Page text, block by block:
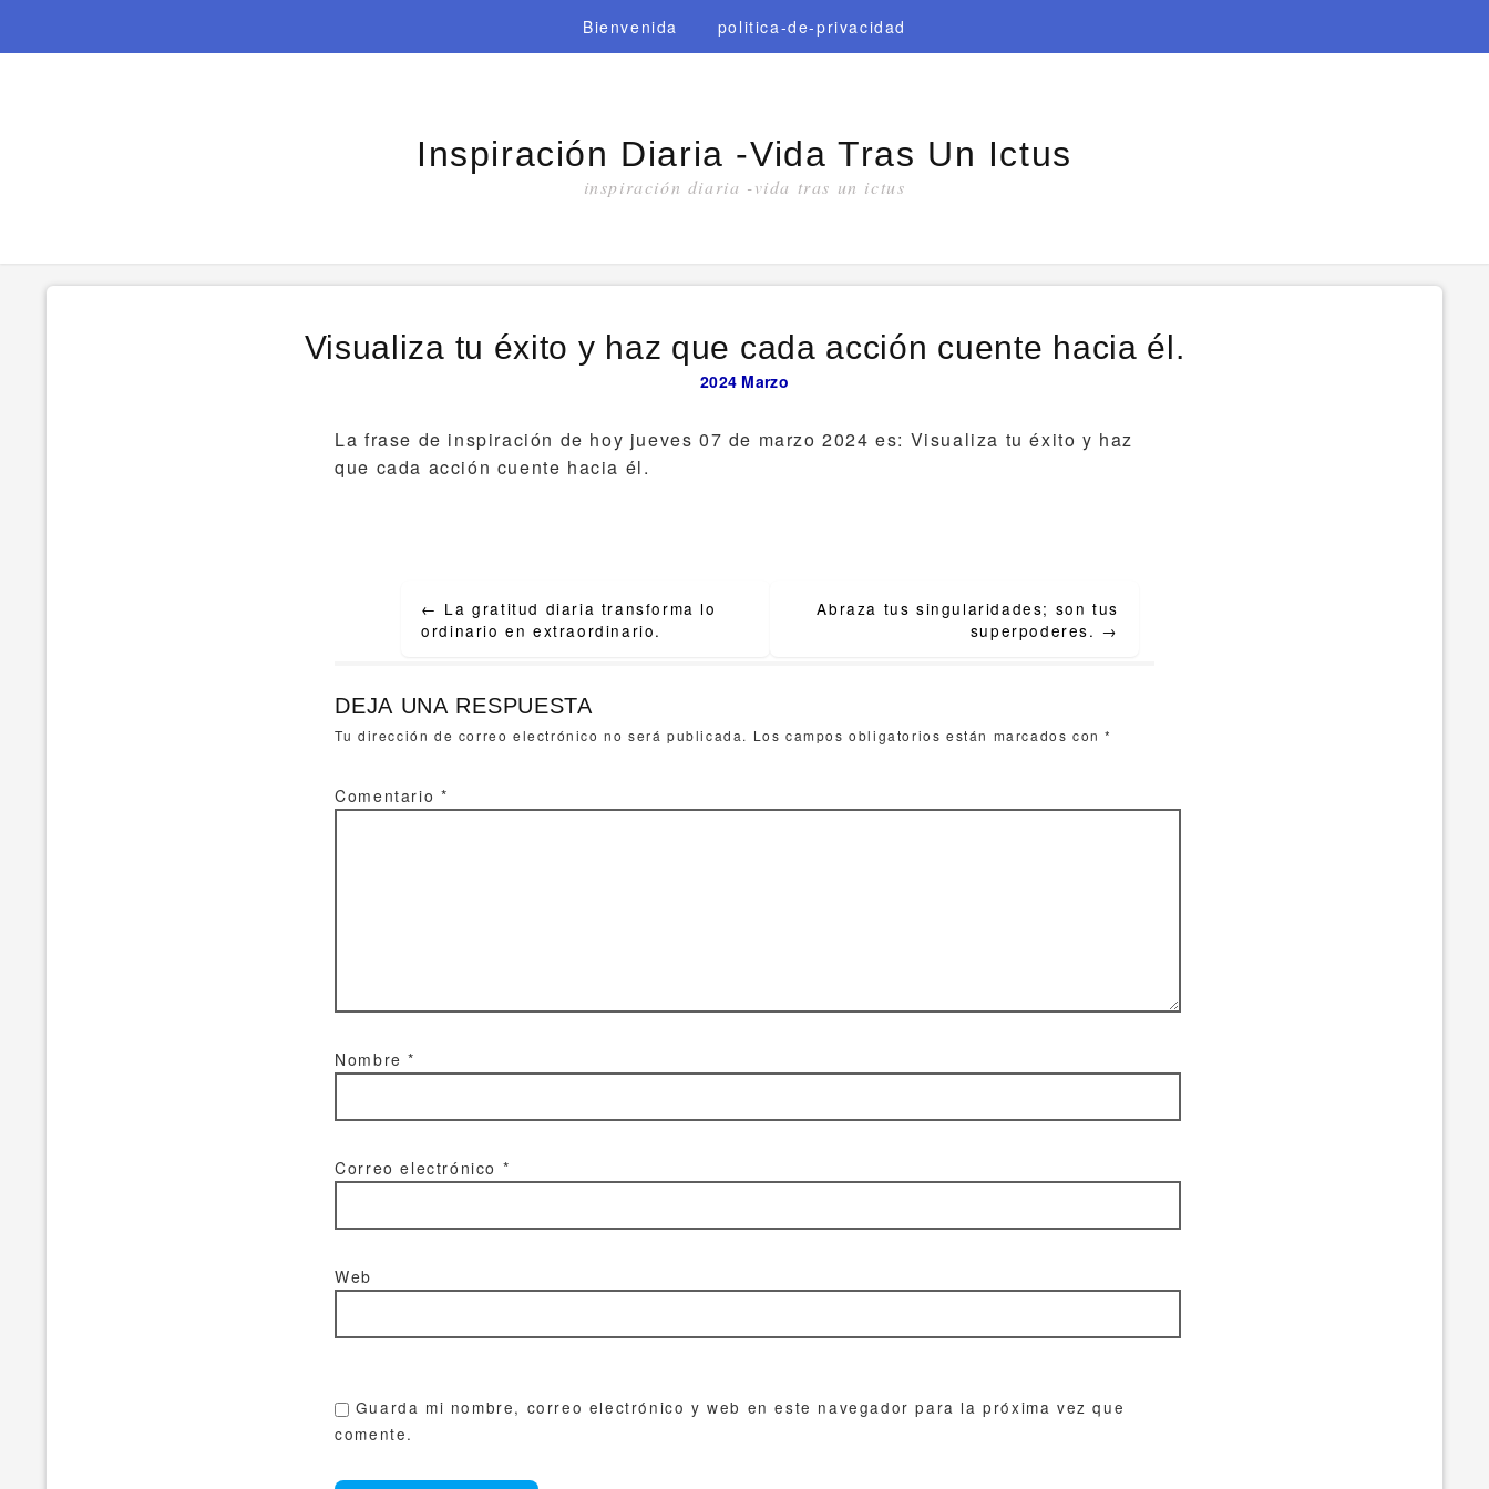
Bienvenida politica-de-privacidad
Inspiración Diaria -vida Tras Un Ictus
inspiración diaria -vida tras un ictus
Visualiza tu éxito y haz que cada acción cuente hacia él.
2024 Marzo
La frase de inspiración de hoy jueves 07 de marzo 2024 es: Visualiza tu éxito y haz
que cada acción cuente hacia él.
navigation
← La gratitud diaria transforma lo
ordinario en extraordinario.
Abraza tus singularidades; son tus
superpoderes. →
DEJA UNA RESPUESTA
Tu dirección de correo electrónico no será publicada. Los campos obligatorios están marcados con*
Comentario *
Nombre*
Correo electrónico *
Web
Guarda mi nombre, correo electrónico y web en este navegador para la próxima vez que
comente.